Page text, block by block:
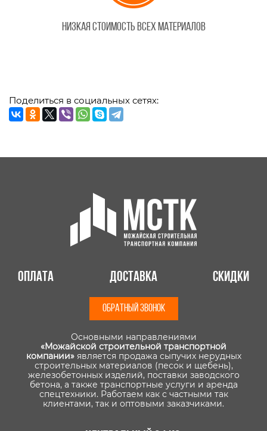
Низкая стоимость всех материалов
Поделиться в социальных сетях:
Оплата Доставка Скидки
ОБРАТНЫЙ ЗВОНОК
Основными направлениями
«Можайской строительной транспортной
компании»является продажа сыпучих нерудных
строительных материалов (песок и щебень),
железобетонных изделий, поставки заводского
бетона, а также транспортные услуги и аренда
спецтехники. Работаем как с частными так
клиентами, так и оптовыми заказчиками.